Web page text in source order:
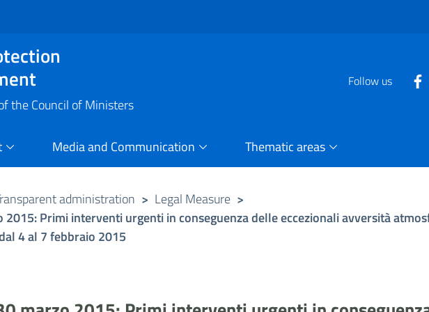
the Council of Ministers
Follow us
Media and Communication Thematic areas
administration > Legal Measure >
2015: Primi interventi urgenti in conseguenza delle eccezionali avversità
4 al 7 febbraio 2015